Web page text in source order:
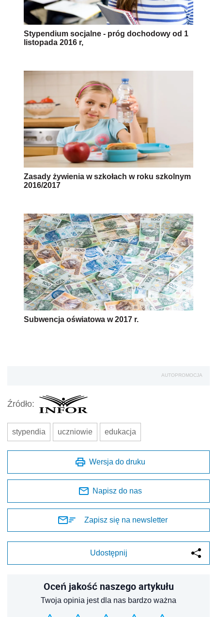
Stypendium socjalne - próg dochodowy od 1
listopada 2016 r,
Zasady żywienia w szkołach w roku szkolnym
2016/2017
Subwencja oświatowa w 2017 r.
AUTOPROMOCJA
Źródło:
stypendia uczniowie edukacja
Wersja do druku
Napisz do nas
Zapisz się na newsletter
Udostępnij
Oceń jakość naszego artykułu
Twoja opinia jest dla nas bardzo ważna